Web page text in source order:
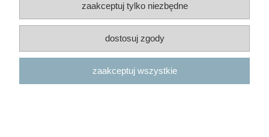
Sklep internetowy Shoper.pl
zaakceptuj tylko niezbędne
dostosuj zgody
zaakceptuj wszystkie